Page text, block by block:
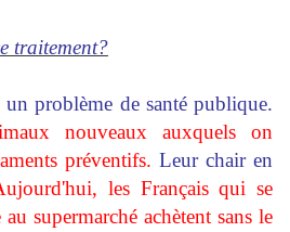
traitement?
problème de santé publique.
nouveaux auxquels on
préventifs. Leur chair en
les Français qui se
supermarché achètent sans le